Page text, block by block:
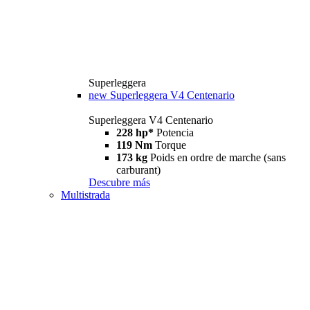
Superleggera
new Superleggera V4 Centenario
Superleggera V4 Centenario
228 hp* Potencia
119 Nm Torque
173 kg Poids en ordre de marche (sans
carburant)
Descubre más
Multistrada